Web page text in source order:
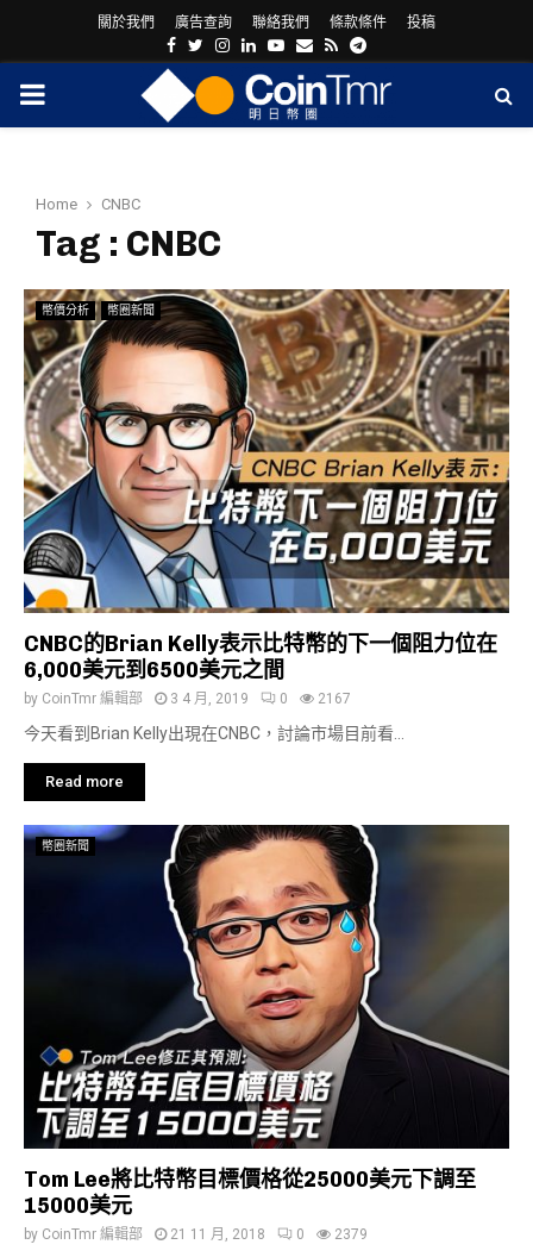
關於我們 廣告查詢 聯絡我們 條款條件 投稿
Facebook
Twitter
Instagram
LinkedinYoutube
Email
RssTelegram
PRIMARY
Home CNBC
Tag : CNBC
幣價分析 幣圈新聞
CNBC的Brian Kelly表示比特幣的下一個阻力位在
6,000美元到6500美元之間
by CoinTmr 編輯部 3 4 月, 2019 0 2167
今天看到Brian Kelly出現在CNBC，討論市場目前看...
Read more
幣圈新聞
Tom Lee將比特幣目標價格從25000美元下調至
15000美元
by CoinTmr 編輯部 21 11 月, 2018 0 2379